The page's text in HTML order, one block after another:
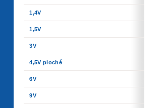
1,4V
1,5V
3V
4,5V ploché
6V
9V